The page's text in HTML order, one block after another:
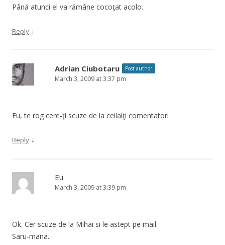
Până atunci el va rămâne cocoţat acolo.
Reply ↓
Adrian Ciubotaru Post author
March 3, 2009 at 3:37 pm
Eu, te rog cere-ţi scuze de la ceilalţi comentatori
Reply ↓
Eu
March 3, 2009 at 3:39 pm
Ok. Cer scuze de la Mihai si le astept pe mail.
Saru-mana.